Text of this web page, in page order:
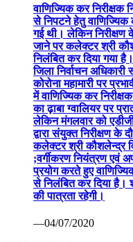
वाणिज्यिक कर निरीक्षक
से निपटने हेतु वाणिज्यिक
गई थी। लेकिन निरीक्षण
जाने पर कलेक्टर श्री
निलंबित कर दिया गया
जिला निर्वाचन अधिकारी
कोरोना महामारी पर
में वाणिज्यिक कर
का ढ़ाबा ग्वालियर पर
लेकिन मंगलवार को
द्वारा संयुक्त निरीक्षण
कलेक्टर श्री कौशलेन्द्र
;वर्गीकरण नियंत्रण एवं
प्रयोग करते हुए
से निलंबित कर दिया है।
की पात्रता रहेगी।
—04/07/2020